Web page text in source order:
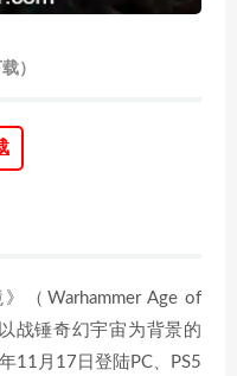
）
（Warhammer Age of
战锤奇幻宇宙为背景的
11月17日登陆PC、PS5